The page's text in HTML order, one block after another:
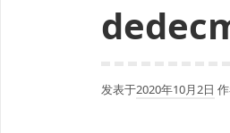
发表于2020年10月2日